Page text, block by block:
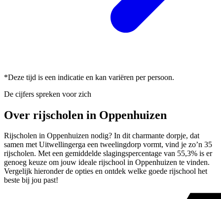
*Deze tijd is een indicatie en kan variëren per persoon.
De cijfers spreken voor zich
Over rijscholen in Oppenhuizen
Rijscholen in Oppenhuizen nodig? In dit charmante dorpje, dat
samen met Uitwellingerga een tweelingdorp vormt, vind je zo’n 35
rijscholen. Met een gemiddelde slagingspercentage van 55,3% is er
genoeg keuze om jouw ideale rijschool in Oppenhuizen te vinden.
Vergelijk hieronder de opties en ontdek welke goede rijschool het
beste bij jou past!